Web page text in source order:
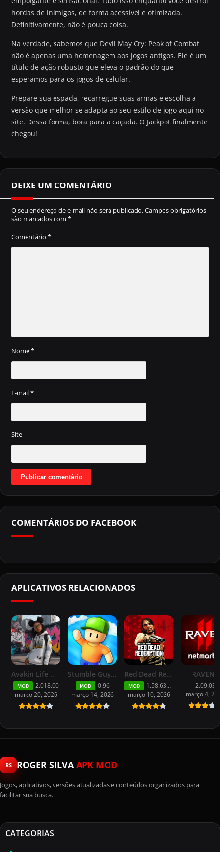
hordas de inimigos, de forma acessível e otimizada.
Definitivamente, não é pouca coisa.
Na verdade, sabemos que Devil May Cry: Peak of Combat
não é apenas uma homenagem aos jogos antigos. Ele é um
título de ação robusto que eleva o padrão do que
esperamos para os jogos de celular.
Prepare sua espada, recarregue suas armas e escolha a
versão que melhor se adapta ao seu estilo de jogo aqui no
site. Dessa forma, bora para a caçada. O Jackpot finalmente
chegou!
DEIXE UM COMENTÁRIO
O seu endereço de e-mail não será publicado.Campos obrigatórios
são marcados com *
Comentário *
Nome*
E-mail*
Site
COMENTÁRIOS DO FACEBOOK
APLICATIVOS RELACIONADOS
Avakin Life Mod APK (MENU,XP/Desbloqueado)
MOD
2.018.00
março 20, 2026
Stumble Guys APK Dinheiro For Android Última Versão
MOD
0.96
março 14, 2026
Red Dead Redemption Mobile – MOD, Sem Netflix For Android
MOD
1.58.63226194
março 10, 2026
RAVEN2
2.09.03
março 4,
RS ROGER SILVAAPK MOD
Jogos, aplicativos, versões atualizadas e conteúdos organizados para
facilitar sua busca.
CATEGORIAS